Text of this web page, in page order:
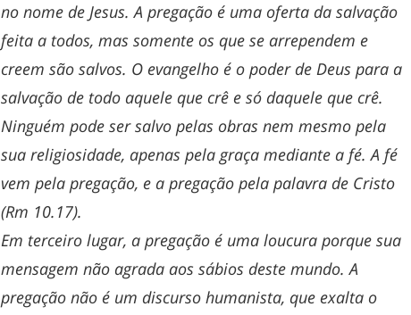
no nome de Jesus. A pregação é uma oferta da salvação
feita a todos, mas somente os que se arrependem e
creem são salvos. O evangelho é o poder de Deus para a
salvação de todo aquele que crê e só daquele que crê.
Ninguém pode ser salvo pelas obras nem mesmo pela
sua religiosidade, apenas pela graça mediante a fé. A fé
vem pela pregação, e a pregação pela palavra de Cristo
(Rm 10.17).
Em terceiro lugar, a pregação é uma loucura porque sua
mensagem não agrada aos sábios deste mundo. A
pregação não é um discurso humanista, que exalta o